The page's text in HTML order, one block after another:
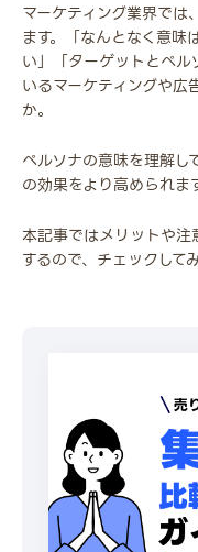
マーケティング業界では
ます。「なんとなく意味
い」「ターゲットとペ
いるマーケティングや広
か。
ペルソナの意味を理解
の効果をより高められます
本記事ではメリットや
するので、チェックして